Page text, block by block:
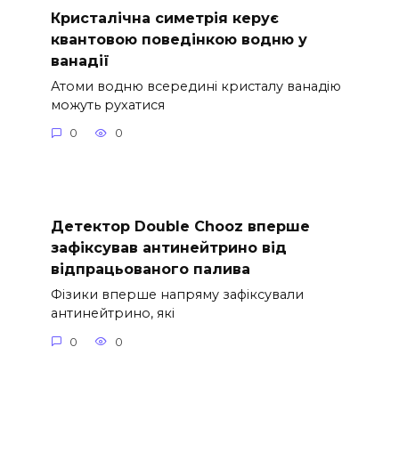
Кристалічна симетрія керує
квантовою поведінкою водню у
ванадії
Атоми водню всередині кристалу ванадію
можуть рухатися
0 0
Детектор Double Chooz вперше
зафіксував антинейтрино від
відпрацьованого палива
Фізики вперше напряму зафіксували
антинейтрино, які
0 0